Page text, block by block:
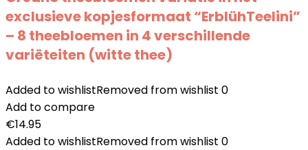
exclusieve kopjesformaat “ErblühTeelini”
– 8 theebloemen in 4 verschillende
variëteiten (witte thee)
Added to wishlistRemoved from wishlist 0
Add to compare
€14.95
Added to wishlistRemoved from wishlist 0